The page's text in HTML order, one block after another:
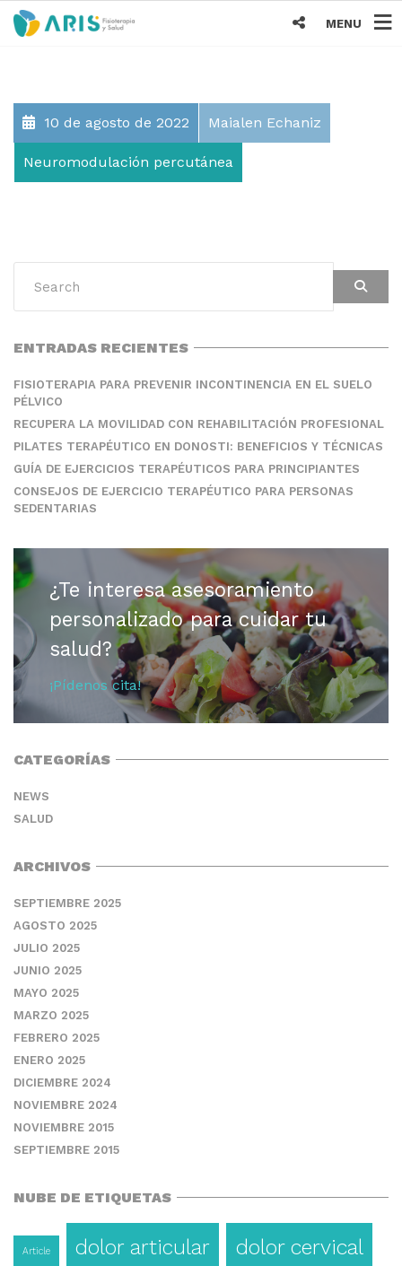
MENU
10 de agosto de 2022 Maialen Echaniz
Neuromodulación percutánea
ENTRADAS RECIENTES
FISIOTERAPIA PARA PREVENIR INCONTINENCIA EN EL SUELO
PÉLVICO
RECUPERA LA MOVILIDAD CON REHABILITACIÓN PROFESIONAL
PILATES TERAPÉUTICO EN DONOSTI: BENEFICIOS Y TÉCNICAS
GUÍA DE EJERCICIOS TERAPÉUTICOS PARA PRINCIPIANTES
CONSEJOS DE EJERCICIO TERAPÉUTICO PARA PERSONAS
SEDENTARIAS
¿Te interesa asesoramiento
personalizado para cuidar tu
salud?
¡Pídenos cita!
CATEGORÍAS
NEWS
SALUD
ARCHIVOS
SEPTIEMBRE 2025
AGOSTO 2025
JULIO 2025
JUNIO 2025
MAYO 2025
MARZO 2025
FEBRERO 2025
ENERO 2025
DICIEMBRE 2024
NOVIEMBRE 2024
NOVIEMBRE 2015
SEPTIEMBRE 2015
NUBE DE ETIQUETAS
Article dolor articular dolor cervical